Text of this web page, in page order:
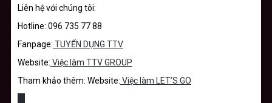
Liên hệ với chúng tôi:
Hotline: 096 735 77 88
Fanpage: TUYỂN DỤNG TTV
Website: Việc làm TTV GROUP
Tham khảo thêm: Website: Việc làm LET’S GO